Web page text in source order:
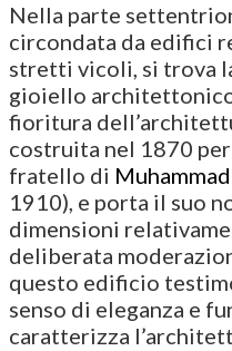
Nella parte
circondata da edifici
stretti vicoli, si trova
gioiello
fioritura
costruita nel 1870
fratello di
1910), e porta il suo
dimensioni
deliberata
questo edificio
senso di eleganza e
caratterizza